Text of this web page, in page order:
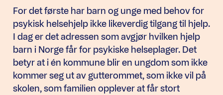
For det første har barn og unge med behov for
psykisk helsehjelp ikke likeverdig tilgang til hjelp.
I dag er det adressen som avgjør hvilken hjelp
barn i Norge får for psykiske helseplager. Det
betyr at i én kommune blir en ungdom som ikke
kommer seg ut av gutterommet, som ikke vil på
skolen, som familien opplever at får stort